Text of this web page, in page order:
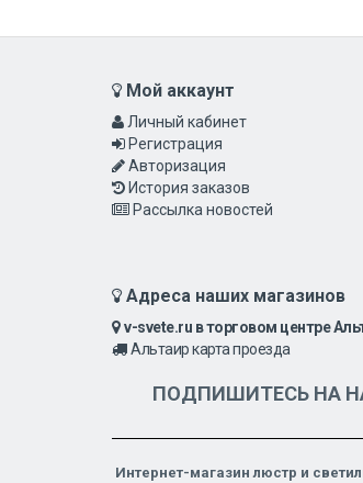
Мой аккаунт
Личный кабинет
Регистрация
Авторизация
История заказов
Рассылка новостей
Адреса наших магазинов
v-svete.ru в торговом центре
Альтаир карта проезда
ПОДПИШИТЕСЬ НА
Интернет-магазин люстр и